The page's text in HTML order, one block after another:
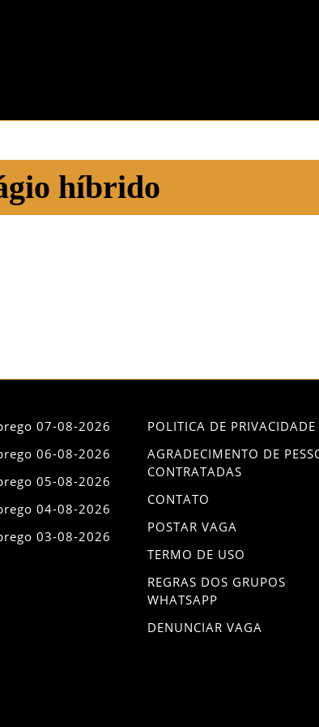
híbrido
07-08-2026
06-08-2026
05-08-2026
04-08-2026
03-08-2026
POLITICA DE PRIVACIDADE
AGRADECIMENTO DE
CONTRATADAS
CONTATO
POSTAR VAGA
TERMO DE USO
REGRAS DOS GRUPOS
WHATSAPP
DENUNCIAR VAGA